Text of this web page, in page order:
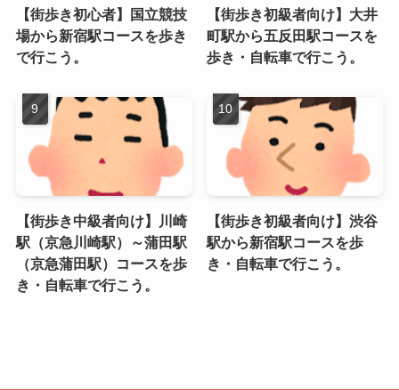
【街歩き初心者】国立競技
場から新宿駅コースを歩き
で行こう。
【街歩き初級者向け】大井
町駅から五反田駅コースを
歩き・自転車で行こう。
【街歩き中級者向け】川崎
駅（京急川崎駅）～蒲田駅
（京急蒲田駅）コースを歩
き・自転車で行こう。
【街歩き初級者向け】渋谷
駅から新宿駅コースを歩
き・自転車で行こう。